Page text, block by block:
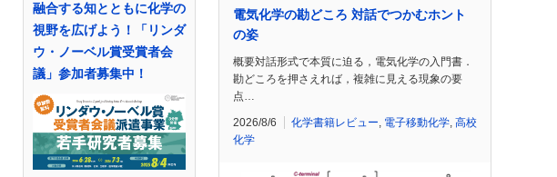
融合する知とともに化学の
視野を広げよう！「リンダ
ウ・ノーベル賞受賞者会
議」参加者募集中！
電気化学の勘どころ 対話でつかむホント
の姿
概要対話形式で本質に迫る，電気化学の入門書．
勘どころを押さえれば，複雑に見える現象の要
点…
2026/8/6 化学書籍レビュー 電子移動化学 高校
化学